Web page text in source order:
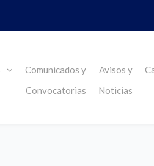
Comunicados y
Convocatorias
Avisos y
Noticias